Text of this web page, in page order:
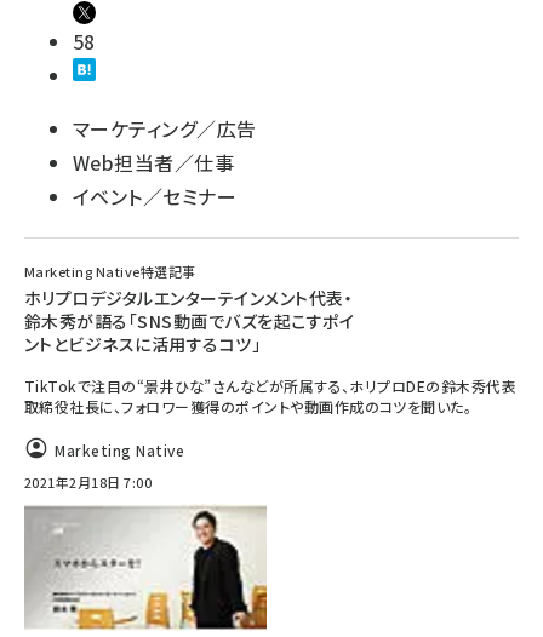
58
マーケティング／広告
Web担当者／仕事
イベント／セミナー
Marketing Native特選記事
ホリプロデジタルエンターテインメント代表・
鈴木秀が語る「SNS動画でバズを起こすポイ
ントとビジネスに活用するコツ」
TikTokで注目の“景井ひな”さんなどが所属する、ホリプロDEの鈴木秀代表
取締役社長に、フォロワー獲得のポイントや動画作成のコツを聞いた。
Marketing Native
2021年2月18日 7:00